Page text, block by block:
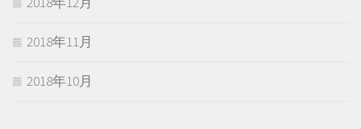
2018年11月
2018年10月